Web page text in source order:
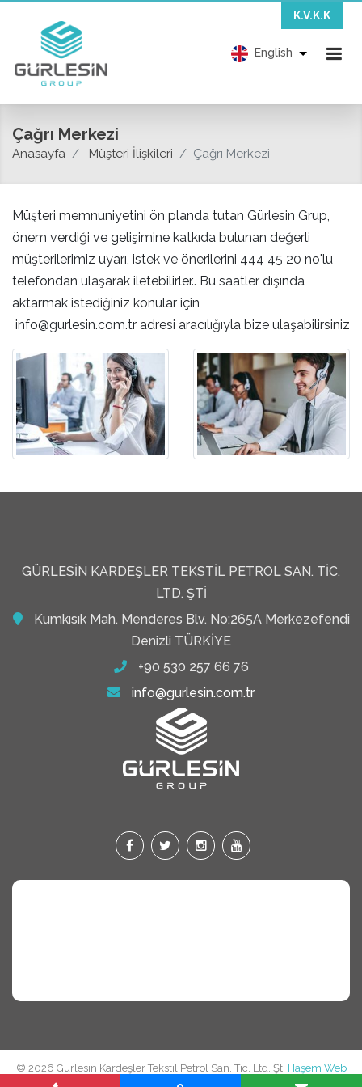
K.V.K.K
English
Çağrı Merkezi
Anasayfa Müşteri İlişkileri Çağrı Merkezi
Müşteri memnuniyetini ön planda tutan Gürlesin Grup,
önem verdiği ve gelişimine katkıda bulunan değerli
müşterilerimiz uyarı, istek ve önerilerini 444 45 20 no'lu
telefondan ulaşarak iletebilirler.. Bu saatler dışında
aktarmak istediğiniz konular için
info@gurlesin.com.tr adresi aracılığıyla bize ulaşabilirsiniz
GÜRLESIN KARDEŞLER TEKSTIL PETROL SAN. TIC.
LTD. ŞTI
Kumkısık Mah. Menderes Blv. No:265A Merkezefendi
Denizli TÜRKİYE
+90 530 257 66 76
info@gurlesin.com.tr
© 2026 Gürlesin Kardeşler Tekstil Petrol San. Tic. Ltd. Şti Haşem Web